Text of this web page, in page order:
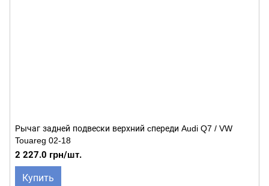
Рычаг задней подвески верхний cпереди Audi Q7 / VW
Touareg 02-18
2 227.0 грн/шт.
Купить